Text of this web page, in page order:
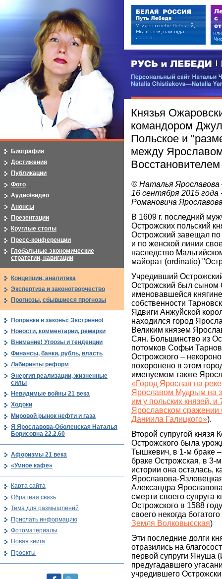
РУСЬ и ЛЕБЕДИ | RUSI —
Персональный сайт Натальи
Князья
командором
Польское и
между
Восстановителем
© Наталья Ярославова
16 сентября 2015
Романовича
В 1609 г. последний
Острожских польский
Острожский завещал
и по женской линии
наследство
майорат (ordinatio)
Учредивший
Острожский был сыном
именовавшейся
собственности
Ядвиги Анжуйской
находился город
Великим князем
Сян. Большинство из
потомков Софьи
Острожского –
похоронено в этом
именуемом также
«Город Ярослав на
Ярославом Мудрым на
им у польских князей,
Ярославском сражении
Даниила Галицкого»).
Второй супругой князя
Острожского была
Тышкевич, в 1-м браке
браке Острожская, в 3-
истории она осталась,
Ярославова-
Александра
смерти своего супруга
Острожского в 1588
своего некогда
Земля Волковысская)
Эти последние долги
отразились на
первой супруги Януша
предугадавшего
учредившего
Биография
Достижения
Публикации
Фото
Аудио/видео
Анонсы
Презентации
Круглые столы
Пресс-конференции
Глобальные экономические
стратегии, навигации
Концепции, аналитика
Экспертиза и законотворчество
Прогнозы, сбывшиеся прогнозы
Поправки в законы: Экстренно!
Новости, комментарии, ремарки
Внимание! Угрозы и тенденции
Финансы, банки, рубль, власть
Лабиринты реформ
Энергия реализации, жизненные
силы
Невидимые войны 21 века
Ходоки
Мировой рынок нефти и газа
Я Ярославова-Оболенская Наталья
Борисовна 22.2.60
Афоризмы 21 века
«Умное кафе»
Карта сайта
Обратная связь
Тема для размышлений
Прислать информацию
Фотоматериалы
Новая книга
Проекты